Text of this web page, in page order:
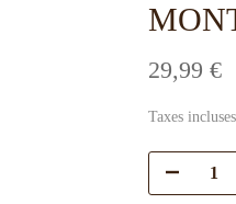
29,99 €
Taxes